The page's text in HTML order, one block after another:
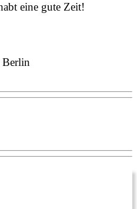
eine gute Zeit!
Berlin